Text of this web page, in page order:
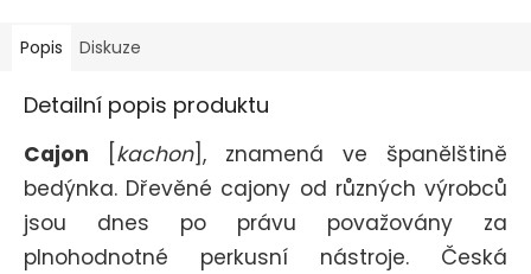
Popis Diskuze
Detailní popis produktu
Cajon kachon], znamená ve španělštině
bedýnka. Dřevěné cajony od různých výrobců
jsou dnes po právu považovány za
plnohodnotné perkusní nástroje. Česká